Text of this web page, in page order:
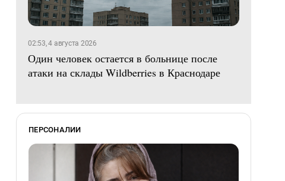
02:53, 4 августа 2026
Один человек остается в больнице после
атаки на склады Wildberries в Краснодаре
ПЕРСОНАЛИИ